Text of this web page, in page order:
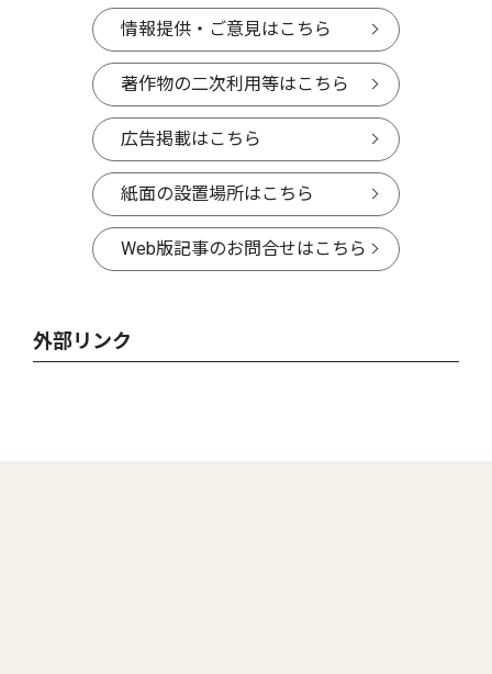
情報提供・ご意見はこちら
著作物の二次利用等はこちら
広告掲載はこちら
紙面の設置場所はこちら
Web版記事のお問合せはこちら
外部リンク